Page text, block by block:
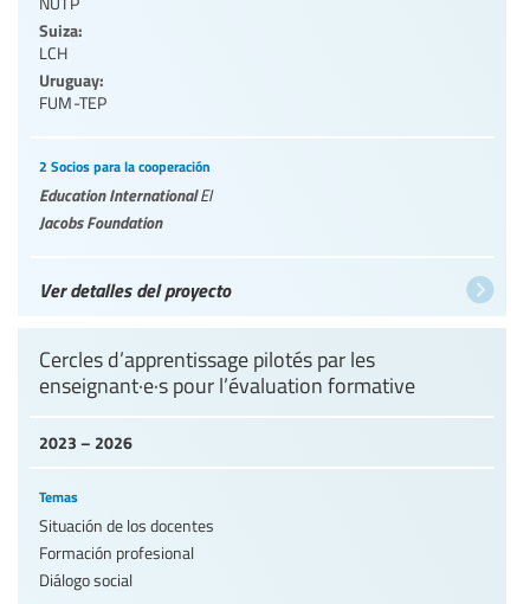
Suiza:
LCH
Uruguay:
FUM-TEP
2 Socios para la cooperación
Education InternationalEI
Jacobs Foundation
Ver detalles del proyecto
2023 – 2026
Cercles d’apprentissage pilotés par les
enseignant·e·s pour l’évaluation formative
Temas
Situación de los docentes
Formación profesional
Diálogo social